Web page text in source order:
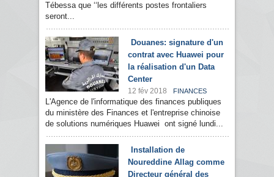
Tébessa que ‘‘les différents postes frontaliers
seront...
Douanes: signature d'un
contrat avec Huawei pour
la réalisation d'un Data
Center
12 fév 2018 FINANCES
L'Agence de l'informatique des finances publiques
du ministère des Finances et l'entreprise chinoise
de solutions numériques Huawei ont signé lundi...
Installation de
Noureddine Allag comme
Directeur général des